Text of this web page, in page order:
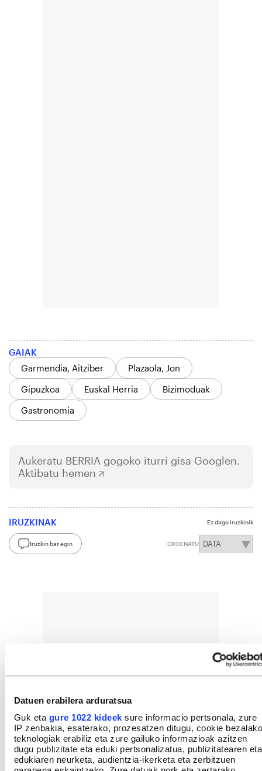
Datuen erabilera arduratsua
Guk eta gure 1022 kideek sure informacio pertsonala, zure
IP zenbakia, esaterako, prozesatzen ditugu, cookie bezalako
teknologiak erabiliz eta zure gailuko informazioak azitzen
dugu publizitate eta eduki pertsonalizatua, publizitatearen eta
edukiaren neurketa, audientzia-ikerketa eta zerbitzuen
GAIAK
Garmendia, Aitziber
Plazaola, Jon
Gipuzkoa
Euskal Herria
Bizimoduak
Gastronomia
Aukeratu BERRIA gogoko iturri gisa Googlen.
Aktibatu hemen
IRUZKINAK Ez dago iruzkinik
Iruzkin bat egin ORDENATU